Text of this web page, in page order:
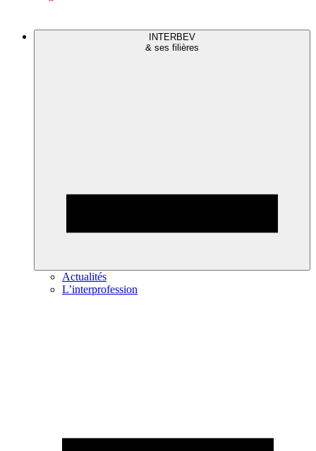
INTERBEV
& ses filières
Actualités
L’interprofession